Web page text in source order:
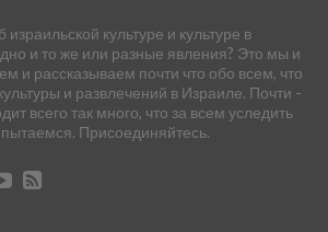
культуре и культуре в
и то же или разные явления? Это мы и
и рассказываем почти что обо всем, что
и развлечений в Израиле. Почти -
всего так много, что за всем уследить
Присоединяйтесь.